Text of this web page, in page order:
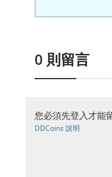
0 則留言
您必須先登入才能
DDCoins 說明